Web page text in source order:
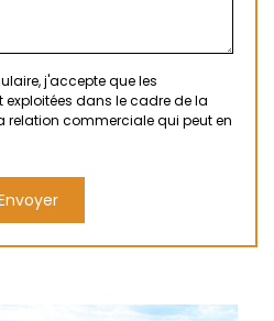
j'accepte que les
dans le cadre de la
relation commerciale qui peut en